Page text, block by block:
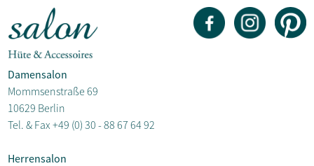
Damensalon
Mommsenstraße 69
10629 Berlin
Tel. & Fax+49 (0) 30 - 88 67 64 92
Herrensalon